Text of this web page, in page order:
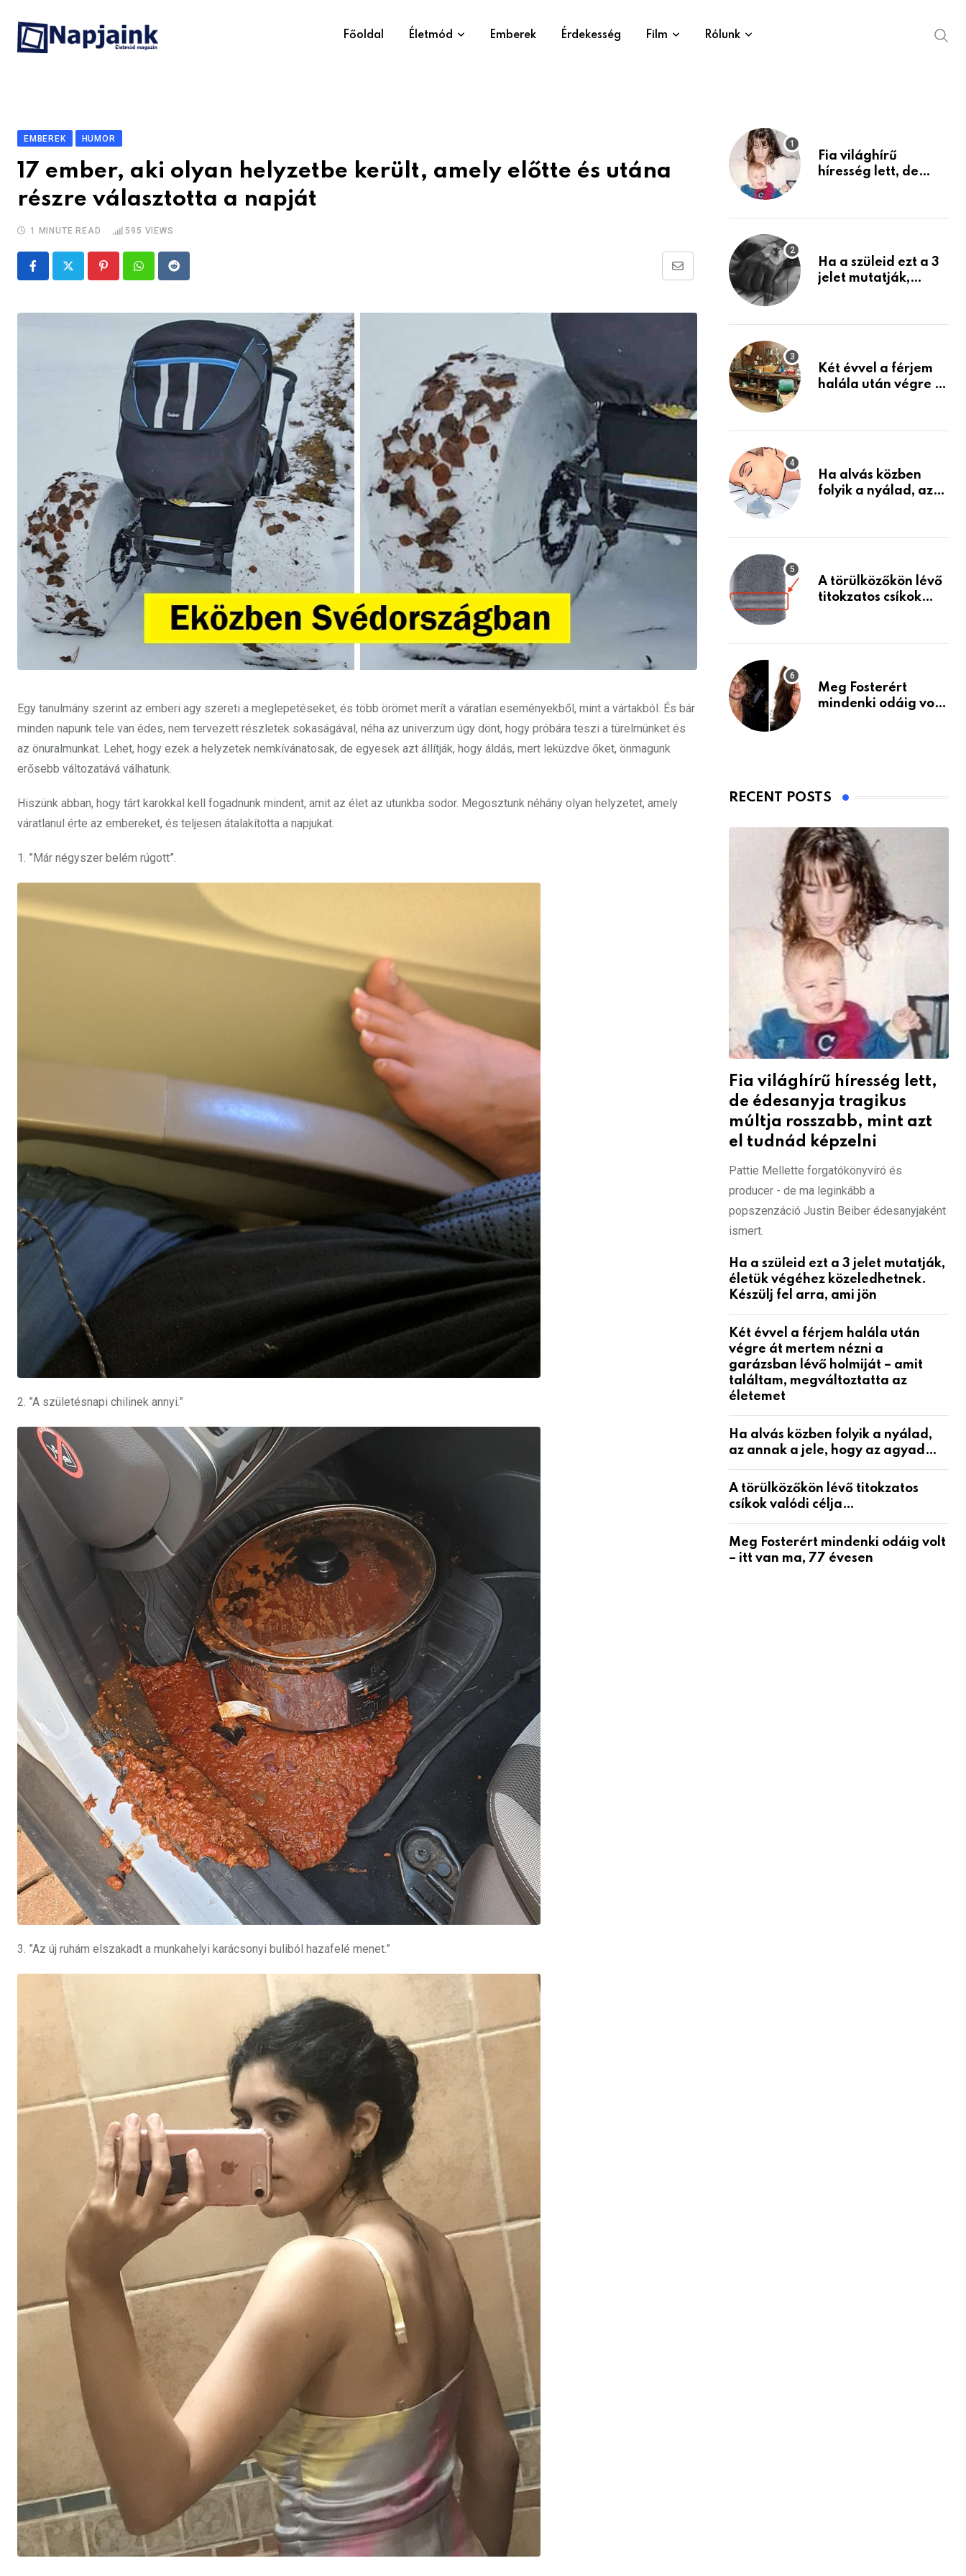
content
Főoldal Életmód Emberek Érdekesség Film Rólunk
EMBEREK HUMOR
17 ember, aki olyan helyzetbe került, amely előtte és utána
részre választotta a napját
1 MINUTE READ 595 VIEWS
PinterestWhatsappReddit
Share
Email
Egy tanulmány szerint az emberi agy szereti a meglepetéseket, és több örömet merít a váratlan eseményekből, mint a vártakból. És bár
minden napunk tele van édes, nem tervezett részletek sokaságával, néha az univerzum úgy dönt, hogy próbára teszi a türelmünket és
az önuralmunkat. Lehet, hogy ezek a helyzetek nemkívánatosak, de egyesek azt állítják, hogy áldás, mert leküzdve őket, önmagunk
erősebb változatává válhatunk.
Hiszünk abban, hogy tárt karokkal kell fogadnunk mindent, amit az élet az utunkba sodor. Megosztunk néhány olyan helyzetet, amely
váratlanul érte az embereket, és teljesen átalakította a napjukat.
1. ”Már négyszer belém rúgott”.
2. ”A születésnapi chilinek annyi.”
3. ”Az új ruhám elszakadt a munkahelyi karácsonyi buliból hazafelé menet.”
Fia világhírű
híresség lett, de
mint azt el tudnád
Ha a szüleid ezt a 3
jelet mutatják,
Készülj fel arra, ami
Két évvel a férjem
halála után végre át
holmiját – amit
életemet
Ha alvás közben
folyik a nyálad, az
A törülközőkön lévő
titokzatos csíkok
Meg Fosterért
mindenki odáig volt
RECENT POSTS
Fia világhírű híresség lett,
de édesanyja tragikus
múltja rosszabb, mint azt
el tudnád képzelni
Pattie Mellette forgatókönyvíró és
producer - de ma leginkább a
popszenzáció Justin Beiber édesanyjaként
ismert.
Ha a szüleid ezt a 3 jelet mutatják,
életük végéhez közeledhetnek.
Készülj fel arra, ami jön
Két évvel a férjem halála után
végre át mertem nézni a
garázsban lévő holmiját – amit
találtam, megváltoztatta az
életemet
Ha alvás közben folyik a nyálad,
az annak a jele, hogy az agyad…
A törülközőkön lévő titokzatos
csíkok valódi célja…
Meg Fosterért mindenki odáig volt
– itt van ma, 77 évesen